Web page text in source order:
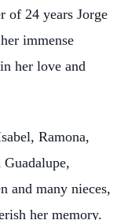
of 24 years Jorge
immense
her love and
Ramona,
Guadalupe,
and many nieces,
her memory.